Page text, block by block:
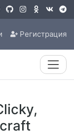
Регистрация